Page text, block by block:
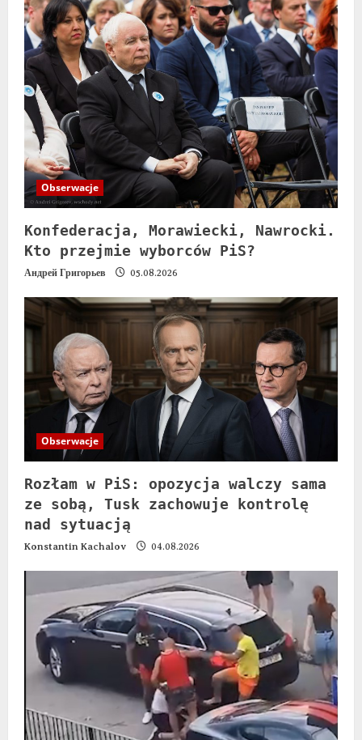
Obserwacje
Konfederacja, Morawiecki, Nawrocki.
Kto przejmie wyborców PiS?
Андрей Григорьев 05.08.2026
Obserwacje
Rozłam w PiS: opozycja walczy sama
ze sobą, Tusk zachowuje kontrolę
nad sytuacją
Konstantin Kachalov 04.08.2026